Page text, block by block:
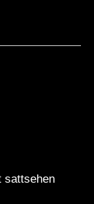
sattsehen